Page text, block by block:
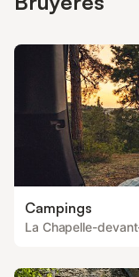
Campings
La Chapelle-